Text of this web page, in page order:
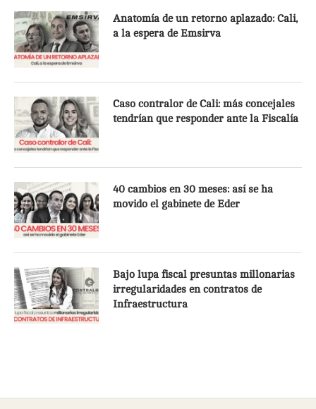
Anatomía de un retorno aplazado: Cali,
a la espera de Emsirva
Caso contralor de Cali: más concejales
tendrían que responder ante la Fiscalía
40 cambios en 30 meses: así se ha
movido el gabinete de Eder
Bajo lupa fiscal presuntas millonarias
irregularidades en contratos de
Infraestructura